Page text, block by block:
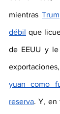
mientras
débil que
de EEUU y
yuan como
reserva. Y, en